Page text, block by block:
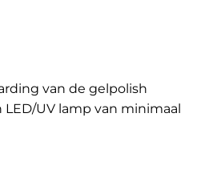
van de gelpolish
UV lamp van minimaal